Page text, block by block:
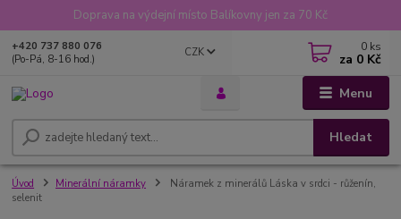
Doprava na výdejní místo Balíkovny jen za 70 Kč
Menu
CZK
Hledat
+420 737 880 076
(Po-Pá, 8-16 hod.)
0 ks
za 0 Kč
Úvod Minerální náramky
Náramek z minerálů Láska v srdci - růženín,
selenit